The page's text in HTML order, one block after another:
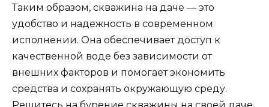
Таким образом, скважина на даче — это
удобство и надежность в современном
исполнении. Она обеспечивает доступ к
качественной воде без зависимости от
внешних факторов и помогает экономить
средства и сохранять окружающую среду.